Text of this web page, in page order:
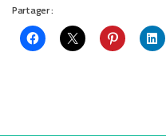
Partager :